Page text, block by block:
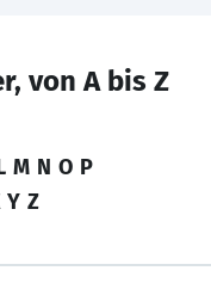
von A bis Z
M N O P
Y Z